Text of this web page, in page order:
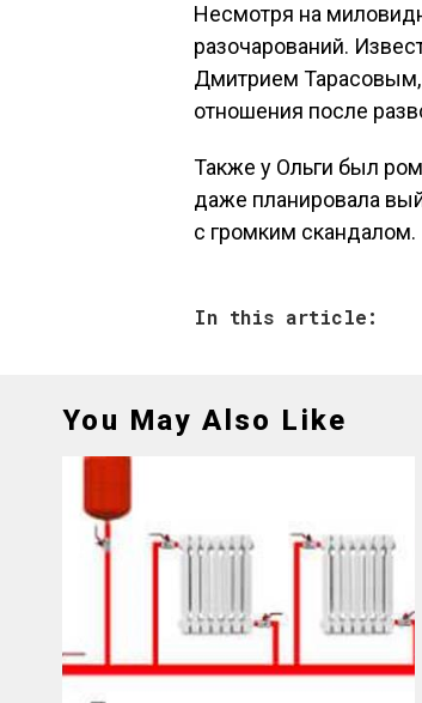
Несмотря на
разочарований.
Дмитрием Тарасовым,
отношения после
Также у Ольги был
даже планировала
с громким скандалом.
In this article:
You May Also Like